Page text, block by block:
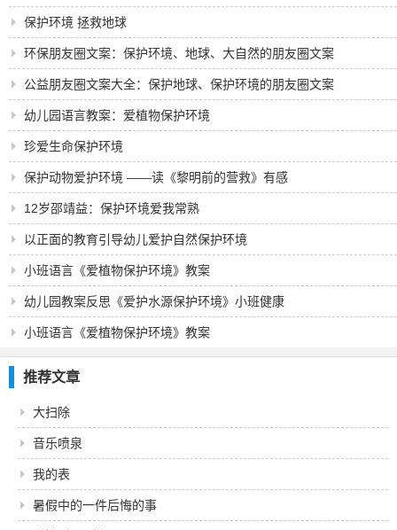
保护环境 拯救地球
环保朋友圈文案：保护环境、地球、大自然的朋友圈文案
35句
公益朋友圈文案大全：保护地球、保护环境的朋友圈文案
35句
幼儿园语言教案：爱植物保护环境
珍爱生命保护环境
保护动物爱护环境 ——读《黎明前的营救》有感
12岁邵靖益：保护环境爱我常熟
以正面的教育引导幼儿爱护自然保护环境
小班语言《爱植物保护环境》教案
幼儿园教案反思《爱护水源保护环境》小班健康
小班语言《爱植物保护环境》教案
推荐文章
大扫除
音乐喷泉
我的表
暑假中的一件后悔的事